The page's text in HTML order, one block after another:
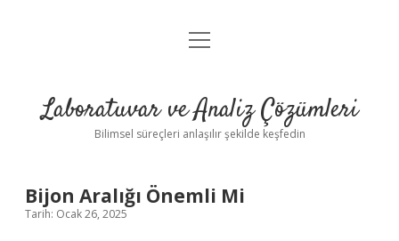
Anasayfa
Yasal Uyarı
menüyü
Laboratuvar ve Analiz Çözümleri
Bilimsel süreçleri anlaşılır şekilde keşfedin
Bijon Aralığı Önemli Mi
Tarih: Ocak 26, 2025